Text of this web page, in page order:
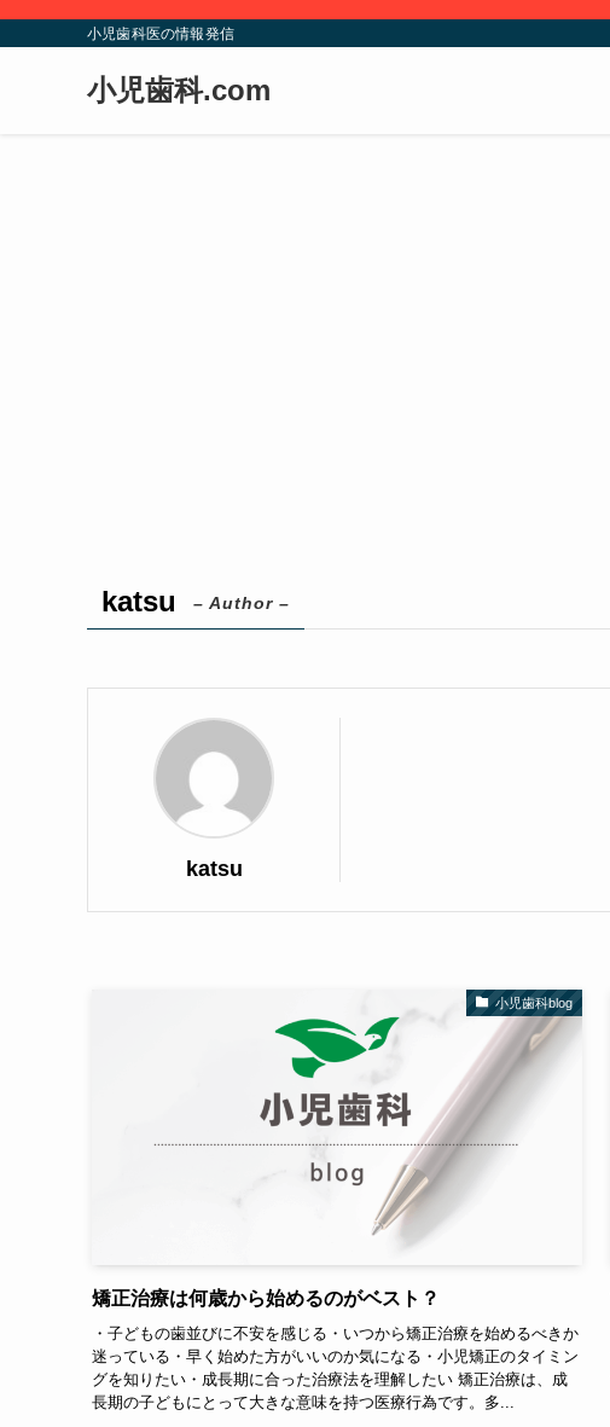
小児歯科医の情報発信
小児歯科.com
katsu – Author –
katsu
小児歯科blog
矯正治療は何歳から始めるのがベスト？
・子どもの歯並びに不安を感じる・いつから矯正治療を始めるべきか
迷っている・早く始めた方がいいのか気になる・小児矯正のタイミン
グを知りたい・成長期に合った治療法を理解したい 矯正治療は、成
長期の子どもにとって大きな意味を持つ医療行為です。多...